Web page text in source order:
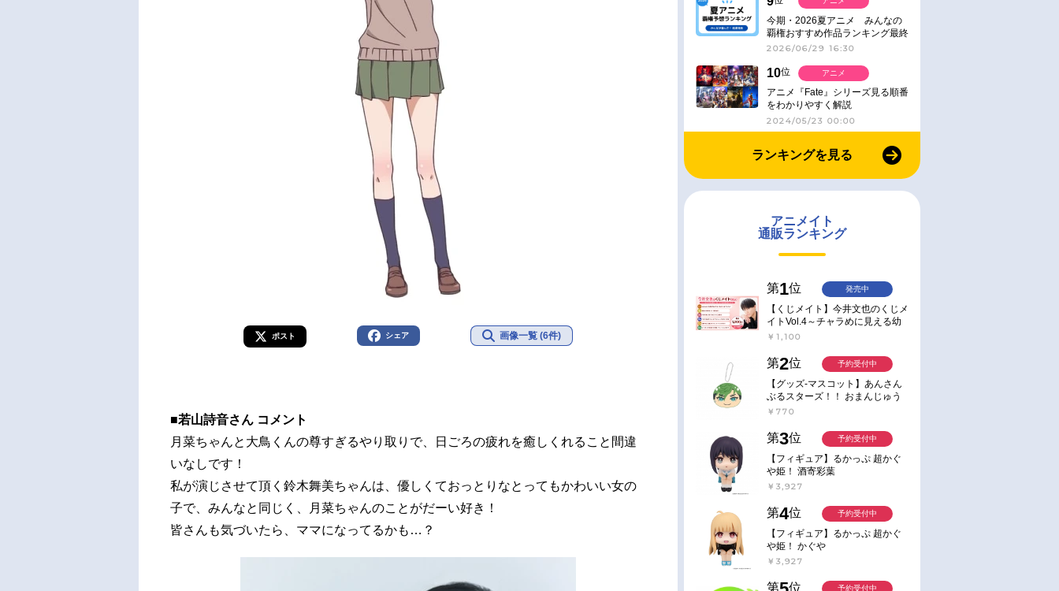
ポスト シェア 画像一覧 (6件)
■若山詩音さん コメント
月菜ちゃんと大鳥くんの尊すぎるやり取りで、日ごろの疲れを癒しくれること間違
いなしです！
私が演じさせて頂く鈴木舞美ちゃんは、優しくておっとりなとってもかわいい女の
子で、みんなと同じく、月菜ちゃんのことがだーい好き！
皆さんも気づいたら、ママになってるかも…？
今期・2026夏アニメ みんなの
覇権おすすめ作品ランキング最終
結果発表！
2026/06/29 16:30
10位
アニメ『Fate』シリーズ見る順番
をわかりやすく解説
2024/05/23 00:00
アニメ
ランキングを見る
アニメイト
通販ランキング
第1位
【くじメイト】今井文也のくじメ
イトVol.4～チャラめに見える幼
馴染、実は一途で独占欲が強いん
￥1,100
発売中
第2位
【グッズ-マスコット】あんさん
ぶるスターズ！！ おまんじゅう
にぎにぎマスコット ねくすと2
￥770
予約受付中
第3位
【フィギュア】るかっぷ 超かぐ
や姫！ 酒寄彩葉
￥3,927
予約受付中
第4位
【フィギュア】るかっぷ 超かぐ
や姫！ かぐや
￥3,927
予約受付中
第 位 予約受付中